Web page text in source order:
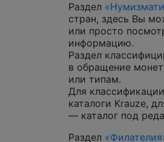
Раздел
стран, здесь Вы
или просто
информацию.
Раздел
в обращение
или типам.
Для
каталоги Krauze,
— каталог под
Раздел